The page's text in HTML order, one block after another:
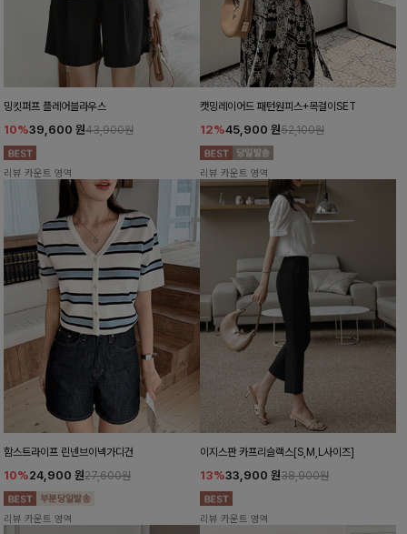
밍킷퍼프 플레어블라우스
10%39,600 원43,900원
리뷰 카운트 영역
캣밍레이어드 패턴원피스+목걸이SET
12%45,900 원52,100원
리뷰 카운트 영역
함스트라이프 린넨브이넥가디건
10%24,900 원27,600원
리뷰 카운트 영역
이지스판 카프리슬랙스[S,M,L사이즈]
13%33,900 원38,900원
리뷰 카운트 영역